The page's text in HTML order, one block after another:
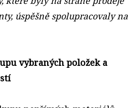
úspěšně spolupracovaly na
vybraných položek a